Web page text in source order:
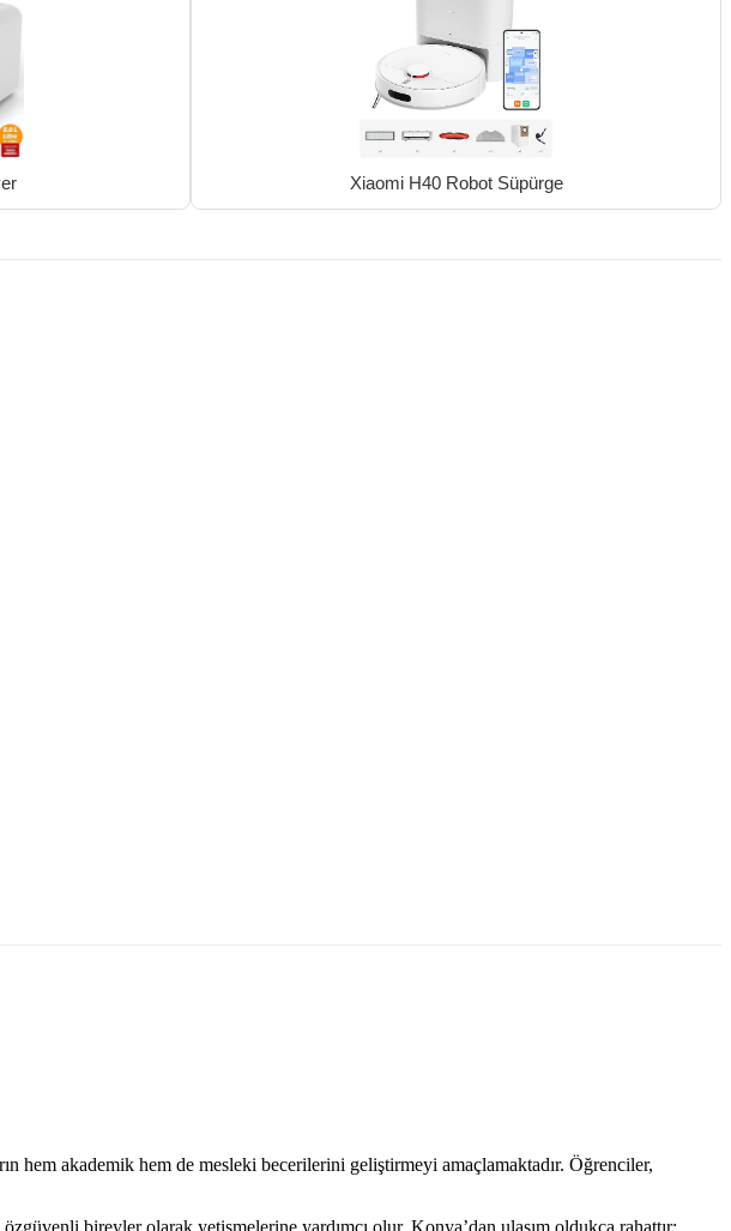
Xiaomi H40 Robot Süpürge
hem akademik hem de mesleki becerilerini geliştirmeyi amaçlamaktadır. Öğrenciler,
bireyler olarak yetişmelerine yardımcı olur. Konya’dan ulaşım oldukça rahattır;